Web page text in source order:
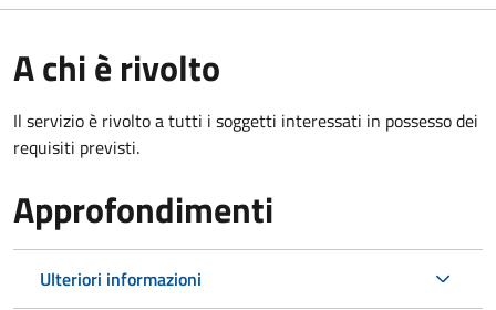
A chi è rivolto
Il servizio è rivolto a tutti i soggetti interessati in possesso dei
requisiti previsti.
Approfondimenti
Ulteriori informazioni